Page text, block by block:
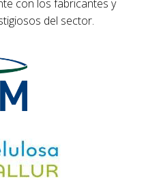
con los fabricantes y
del sector.